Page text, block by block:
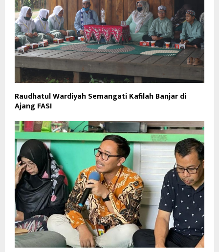
Raudhatul Wardiyah Semangati Kafilah Banjar di
Ajang FASI